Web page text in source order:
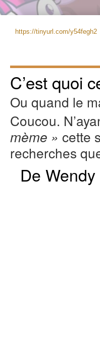
https://tinyurl.com/y54fegh2
C’est quoi
Ou quand le
Coucou.
mème » cette
recherches
De